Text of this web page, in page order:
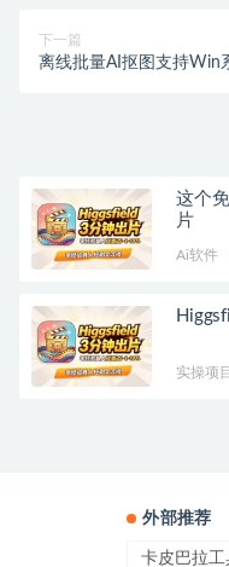
下一篇
离线批量AI抠图支持Win
这个
片
Ai软件
实操项目
外部推荐
卡皮巴拉工